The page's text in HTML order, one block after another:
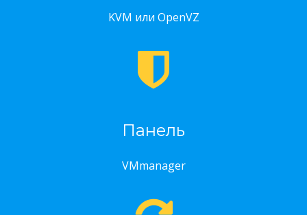
KVM или OpenVZ
Панель
VMmanager